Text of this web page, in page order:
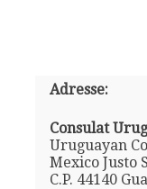
Adresse:
Consulat
Uruguayan
Mexico Justo
C.P. 44140